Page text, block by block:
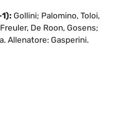
Gollini; Palomino, Toloi,
De Roon, Gosens;
Allenatore: Gasperini.